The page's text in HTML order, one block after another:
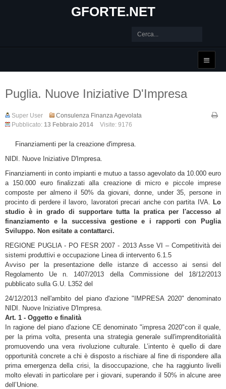
GFORTE.NET
Puglia. Nuove Iniziative D'Impresa
Super User
Consulenza Finanza Agevolata
Pubblicato: 13 Febbraio 2014 Visite: 9176
Finanziamenti per la creazione d'impresa.
NIDI. Nuove Iniziative D'Impresa.
Finanziamenti in conto impianti e mutuo a tasso agevolato da 10.000 euro
a 150.000 euro finalizzati alla creazione di micro e piccole imprese
composte per almeno il 50% da giovani, donne, under 35, persone in
procinto di perdere il lavoro, lavoratori precari anche con partita IVA. Lo
studio è in grado di supportare tutta la pratica per l'accesso al
finanziamento e la successiva gestione e i rapporti con Puglia
Sviluppo. Non esitate a contattarci.
REGIONE PUGLIA - PO FESR 2007 - 2013 Asse VI – Competitività dei
sistemi produttivi e occupazione Linea di intervento 6.1.5
Avviso per la presentazione delle istanze di accesso ai sensi del
Regolamento Ue n. 1407/2013 della Commissione del 18/12/2013
pubblicato sulla G.U. L352 del
24/12/2013 nell'ambito del piano d'azione "IMPRESA 2020" denominato
NIDI. Nuove Iniziative D'Impresa.
Art. 1 - Oggetto e finalità
In ragione del piano d'azione CE denominato "impresa 2020"con il quale,
per la prima volta, presenta una strategia generale sull'imprenditorialità
promuovendo una vera rivoluzione culturale. L’intento è quello di dare
opportunità concrete a chi è disposto a rischiare al fine di rispondere alla
prima emergenza della crisi, la disoccupazione, che ha raggiunto livelli
molto elevati in particolare per i giovani, superando il 50% in alcune aree
dell’Unione.